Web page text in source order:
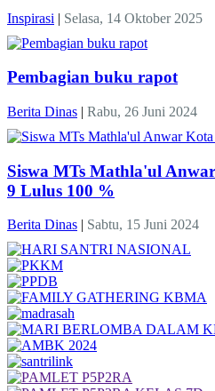
Inspirasi | Selasa, 14 Oktober 2025
Pembagian buku rapot
Berita Dinas | Rabu, 26 Juni 2024
Siswa MTs Mathla'ul
9 Lulus 100 %
Berita Dinas | Sabtu, 15 Juni 2024